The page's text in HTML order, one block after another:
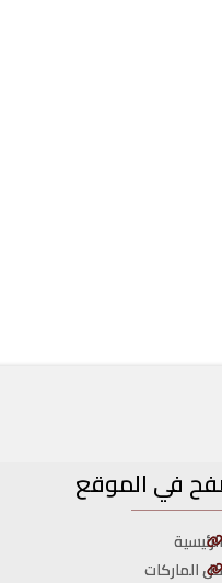
في الموقع
الرئيسية
كل الماركات